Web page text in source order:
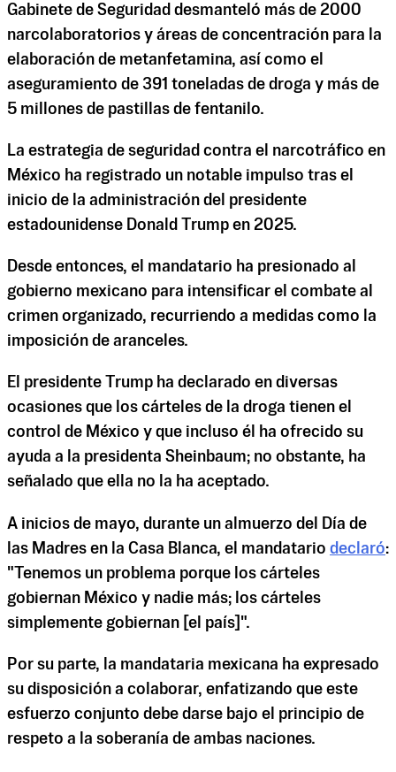
Gabinete de Seguridad desmanteló más de 2000
narcolaboratorios y áreas de concentración para la
elaboración de metanfetamina, así como el
aseguramiento de 391 toneladas de droga y más de
5 millones de pastillas de fentanilo.
La estrategia de seguridad contra el narcotráfico en
México ha registrado un notable impulso tras el
inicio de la administración del presidente
estadounidense Donald Trump en 2025.
Desde entonces, el mandatario ha presionado al
gobierno mexicano para intensificar el combate al
crimen organizado, recurriendo a medidas como la
imposición de aranceles.
El presidente Trump ha declarado en diversas
ocasiones que los cárteles de la droga tienen el
control de México y que incluso él ha ofrecido su
ayuda a la presidenta Sheinbaum; no obstante, ha
señalado que ella no la ha aceptado.
A inicios de mayo, durante un almuerzo del Día de
las Madres en la Casa Blanca, el mandatario declaró:
"Tenemos un problema porque los cárteles
gobiernan México y nadie más; los cárteles
simplemente gobiernan [el país]".
Por su parte, la mandataria mexicana ha expresado
su disposición a colaborar, enfatizando que este
esfuerzo conjunto debe darse bajo el principio de
respeto a la soberanía de ambas naciones.